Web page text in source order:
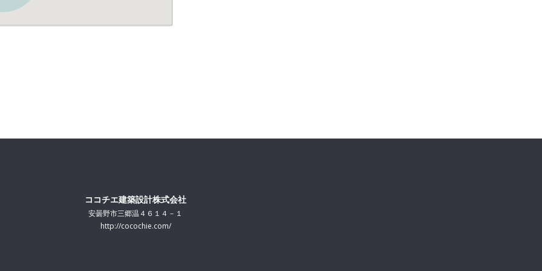
ココチエ建築設計株式会社
安曇野市三郷温４６１４－１
http://cocochie.com/